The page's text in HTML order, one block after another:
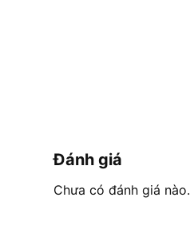
Đánh giá
Chưa có đánh giá nào.